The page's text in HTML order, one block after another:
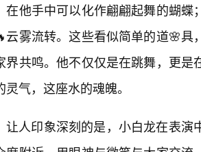
在他手中可以化作翩翩起舞的蝴
云雾流转。这些看似简单的道🌸
界共鸣。他不仅仅是在跳舞，更
灵气，这座水的魂魄。
让人印象深刻的是，小白龙在表演